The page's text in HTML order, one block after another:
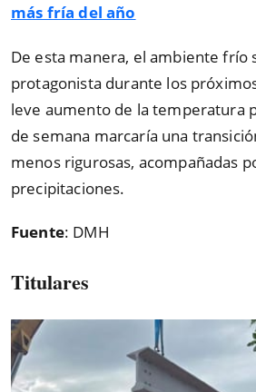
más fría del año
De esta manera, el ambiente frío
protagonista durante los
leve aumento de la temperatura
de semana marcaría una
menos rigurosas, acompañadas
precipitaciones.
Fuente: DMH
Titulares